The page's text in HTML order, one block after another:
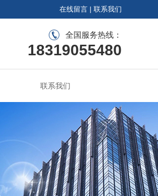
在线留言 | 联系我们
全国服务热线：
18319055480
联系我们